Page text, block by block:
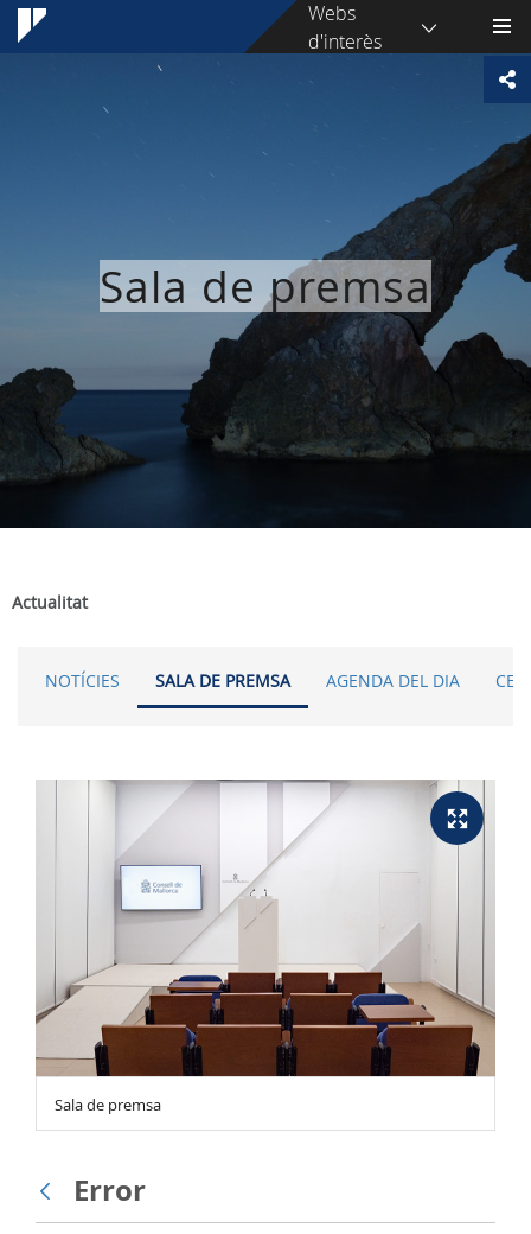
Webs
d'interès
Sala de premsa
Actualitat
NOTÍCIES SALA DE PREMSA AGENDA DEL DIA
Sala de premsa
Vés enrere
Error